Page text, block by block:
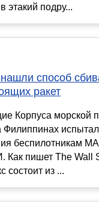
этакий подру...
способ
ракет
Корпуса морской
Филиппинах
беспилотникам
пишет The Wall
состоит из ...